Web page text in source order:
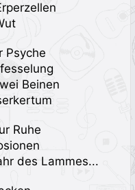
Psyche
Beinen
Ruhe
des Lammes...